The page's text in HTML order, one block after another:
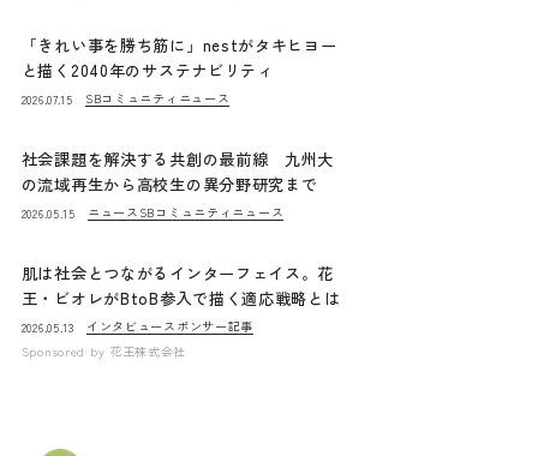
「きれい事を勝ち筋に」nestがタキヒヨー
と描く2040年のサステナビリティ
2026.07.15 SBコミュニティニュース
社会課題を解決する共創の最前線 九州大
の流域再生から高校生の異分野研究まで
2026.05.15 ニュース SBコミュニティニュース
肌は社会とつながるインターフェイス。花
王・ビオレがBtoB参入で描く適応戦略とは
2026.05.13 インタビュー スポンサー記事
Sponsored by 花王株式会社